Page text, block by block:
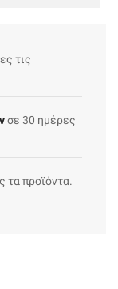
τις
σε 30 ημέρες
τα προϊόντα.